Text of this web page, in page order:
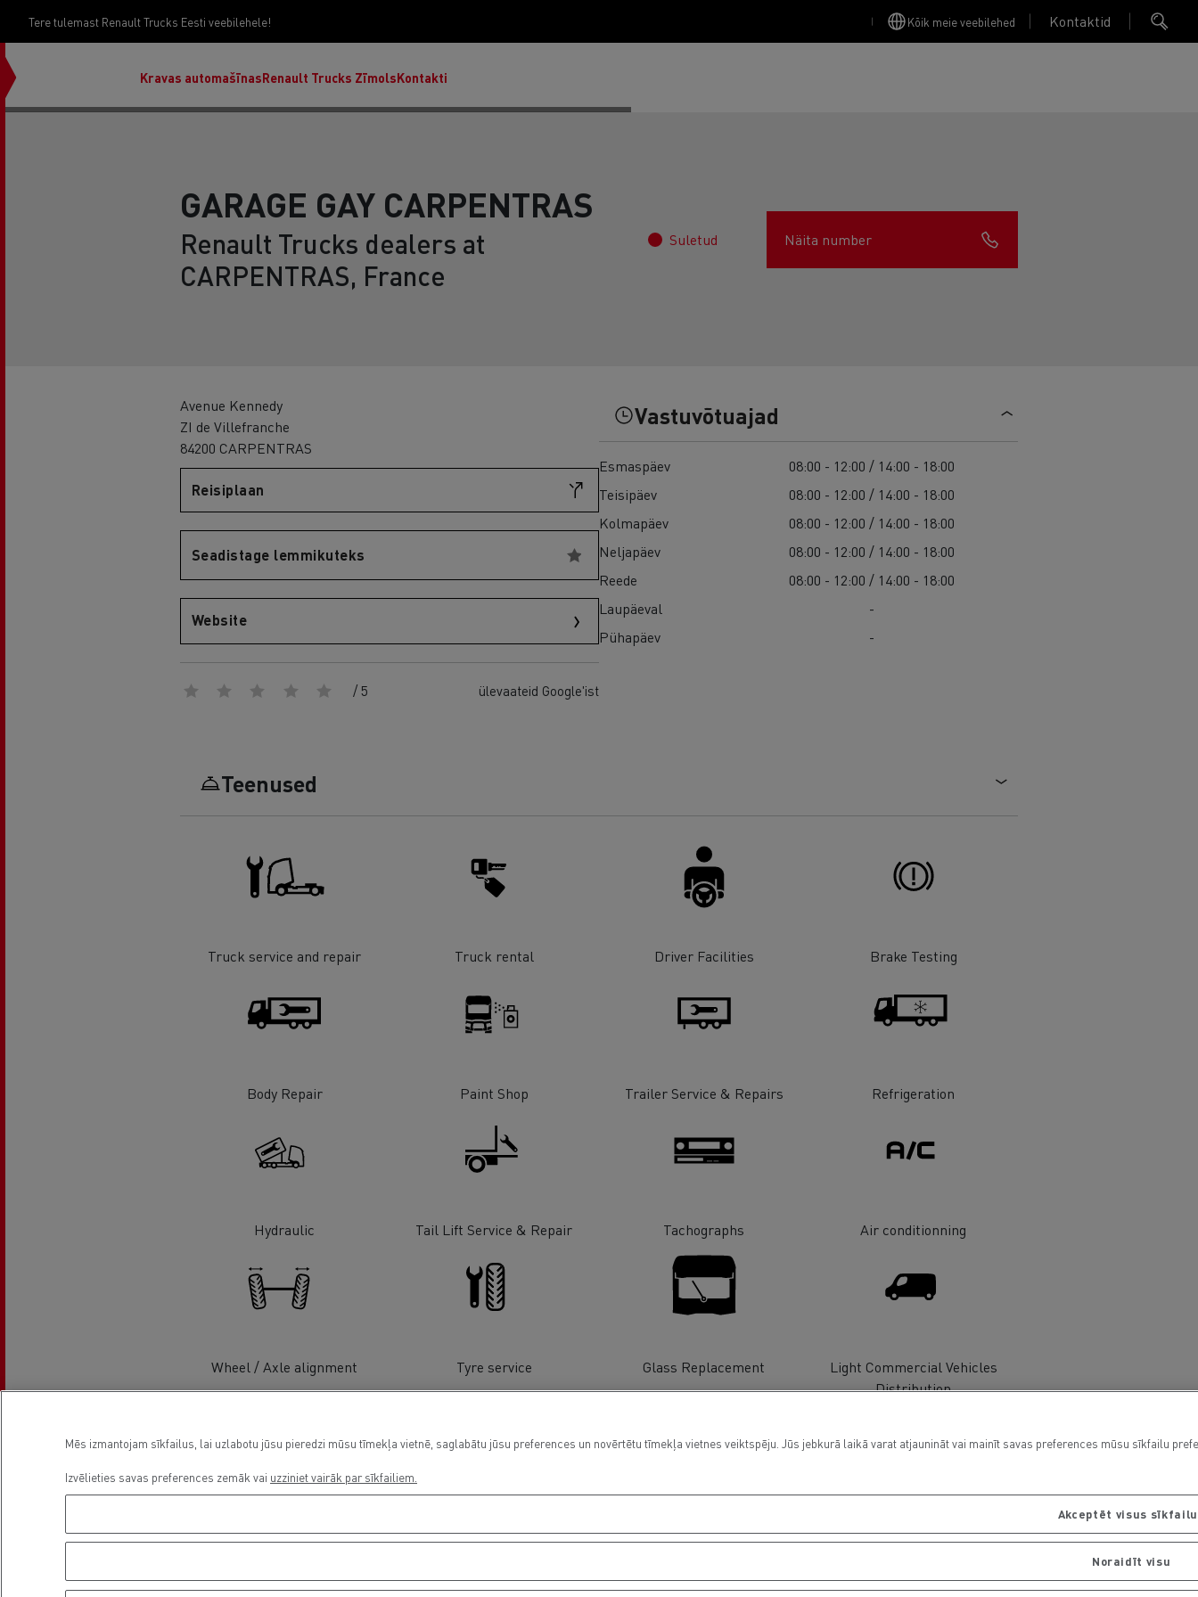
Tere tulemast Renault Trucks Eesti veebilehele! Kõik meie veebilehed Kontaktid
Kravas automašīnas
Master & Master Red Edition
Finansējums un apdrošināšana
Apkope
Renault Trucks ZīmolsKontakti
GARAGE GAY CARPENTRAS
Renault Trucks dealers at
CARPENTRAS, France
Suletud Näita number
Avenue Kennedy
ZI de Villefranche
84200 CARPENTRAS
Reisiplaan
Seadistage lemmikuteks
Website
/ 5 ülevaateid Google'ist
Vastuvõtuajad
Esmaspäev
08:00 - 12:00 / 14:00 - 18:00
Teisipäev
08:00 - 12:00 / 14:00 - 18:00
Kolmapäev
08:00 - 12:00 / 14:00 - 18:00
Neljapäev
08:00 - 12:00 / 14:00 - 18:00
Reede
08:00 - 12:00 / 14:00 - 18:00
Laupäeval
-
Pühapäev
-
Teenused
Truck service and repair Truck rental Driver Facilities Brake Testing
Body Repair Paint Shop Trailer Service & Repairs Refrigeration
Hydraulic Tail Lift Service & Repair Tachographs Air conditionning
Wheel / Axle alignment Tyre service Glass Replacement
Light Commercial Vehicles
Distribution
Service and Repair
Mēs izmantojam sīkfailus, lai uzlabotu jūsu pieredzi mūsu tīmekļa vietnē, saglabātu jūsu preferences un novērtētu tīmekļa vietnes veiktspēju. Jūs jebkurā laikā varat atjaunināt vai mainīt savas preferences mūsu sīkfailu
Izvēlieties savas preferences zemāk vai uzziniet vairāk par sīkfailiem.
Akceptēt visus
Noraidīt visu